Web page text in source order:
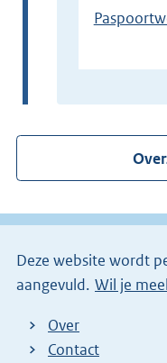
Deze website wordt
aangevuld. Wil je
Over
Contact